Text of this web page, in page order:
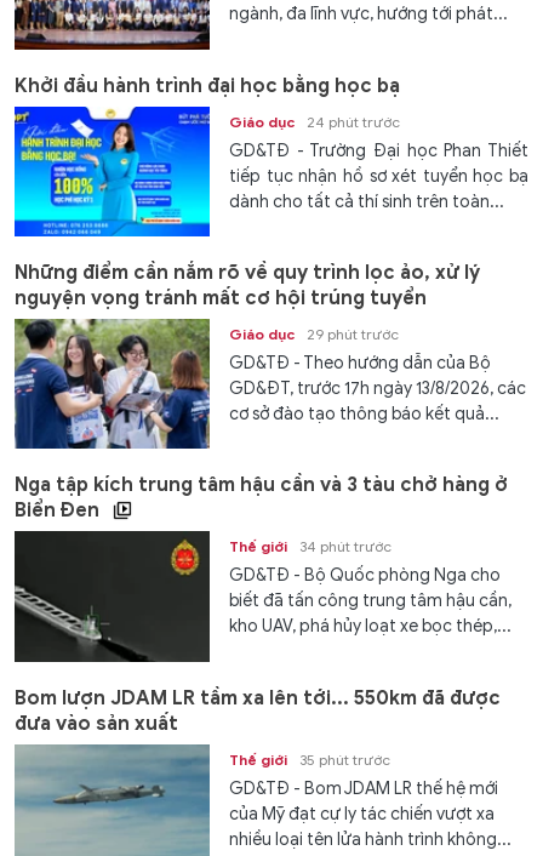
ngành, đa lĩnh vực, hướng tới phát...
Khởi đầu hành trình đại học bằng học bạ
Giáo dục 24 phút trước
GD&TĐ - Trường Đại học Phan Thiết
tiếp tục nhận hồ sơ xét tuyển học bạ
dành cho tất cả thí sinh trên toàn...
Những điểm cần nắm rõ về quy trình lọc ảo, xử lý
nguyện vọng tránh mất cơ hội trúng tuyển
Giáo dục 29 phút trước
GD&TĐ - Theo hướng dẫn của Bộ
GD&ĐT, trước 17h ngày 13/8/2026, các
cơ sở đào tạo thông báo kết quả...
Nga tập kích trung tâm hậu cần và 3 tàu chở hàng ở
Biển Đen
Thế giới 34 phút trước
GD&TĐ - Bộ Quốc phòng Nga cho
biết đã tấn công trung tâm hậu cần,
kho UAV, phá hủy loạt xe bọc thép,...
Bom lượn JDAM LR tầm xa lên tới... 550km đã được
đưa vào sản xuất
Thế giới 35 phút trước
GD&TĐ - Bom JDAM LR thế hệ mới
của Mỹ đạt cự ly tác chiến vượt xa
nhiều loại tên lửa hành trình không...